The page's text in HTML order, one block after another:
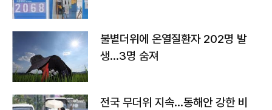
불볕더위에 온열질환자 202명 발
생…3명 숨져
전국 무더위 지속…동해안 강한 비